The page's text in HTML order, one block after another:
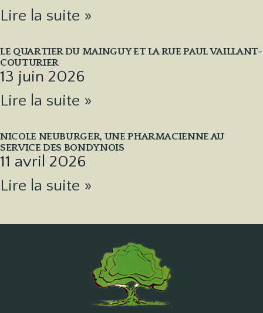
Lire la suite »
LE QUARTIER DU MAINGUY ET LA RUE PAUL VAILLANT-
COUTURIER
13 juin 2026
Lire la suite »
NICOLE NEUBURGER, UNE PHARMACIENNE AU
SERVICE DES BONDYNOIS
11 avril 2026
Lire la suite »